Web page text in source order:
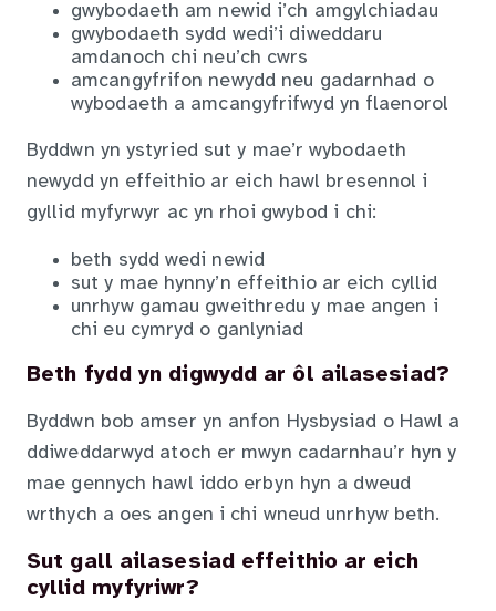
gwybodaeth am newid i’ch amgylchiadau
gwybodaeth sydd wedi’i diweddaru
amdanoch chi neu’ch cwrs
amcangyfrifon newydd neu gadarnhad o
wybodaeth a amcangyfrifwyd yn flaenorol
Byddwn yn ystyried sut y mae’r wybodaeth
newydd yn effeithio ar eich hawl bresennol i
gyllid myfyrwyr ac yn rhoi gwybod i chi:
beth sydd wedi newid
sut y mae hynny’n effeithio ar eich cyllid
unrhyw gamau gweithredu y mae angen i
chi eu cymryd o ganlyniad
Beth fydd yn digwydd ar ôl ailasesiad?
Byddwn bob amser yn anfon Hysbysiad o Hawl a
ddiweddarwyd atoch er mwyn cadarnhau’r hyn y
mae gennych hawl iddo erbyn hyn a dweud
wrthych a oes angen i chi wneud unrhyw beth.
Sut gall ailasesiad effeithio ar eich
cyllid myfyriwr?